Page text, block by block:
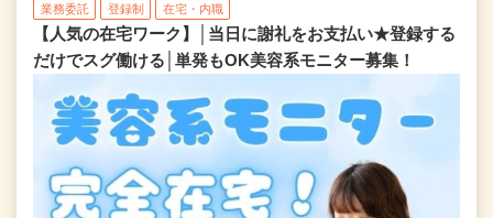
業務委託 登録制 在宅・内職
【人気の在宅ワーク】│当日に謝礼をお支払い★登録する
だけでスグ働ける│単発もOK美容系モニター募集！